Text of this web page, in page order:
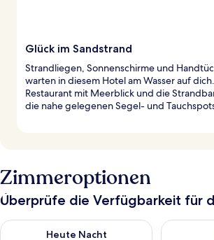
Glück im Sandstrand
Strandliegen, Sonnenschirme und
warten in diesem Hotel am Wasser auf
Restaurant mit Meerblick und die
die nahe gelegenen Segel- und
Zimmeroptionen
Überprüfe die Verfügbarkeit für
Heute Nacht
Überprüfe die Verfügbarkeit für heute